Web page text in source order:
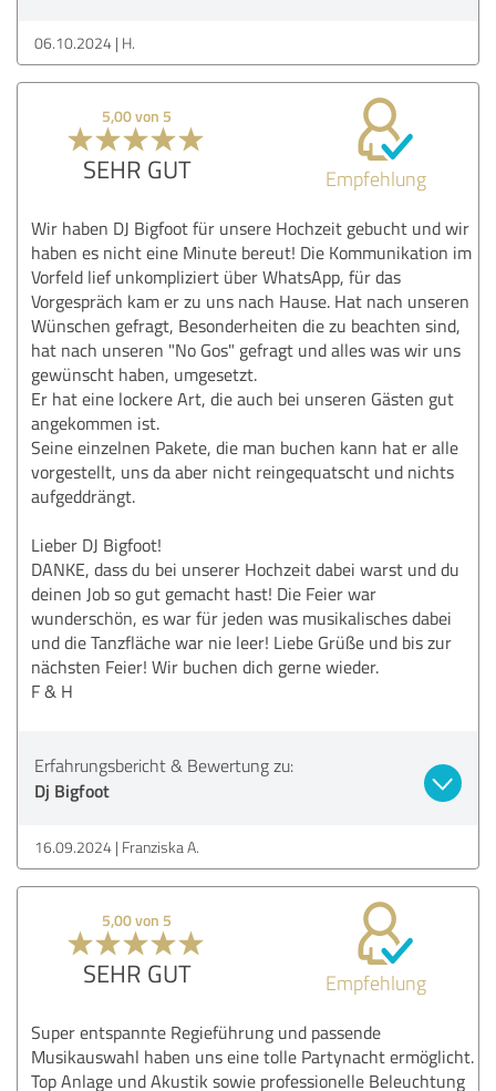
06.10.2024 H.
5,00 von 5
SEHR GUT Empfehlung
Wir haben DJ Bigfoot für unsere Hochzeit gebucht und wir
haben es nicht eine Minute bereut! Die Kommunikation im
Vorfeld lief unkompliziert über WhatsApp, für das
Vorgespräch kam er zu uns nach Hause. Hat nach unseren
Wünschen gefragt, Besonderheiten die zu beachten sind,
hat nach unseren "No Gos" gefragt und alles was wir uns
gewünscht haben, umgesetzt.
Er hat eine lockere Art, die auch bei unseren Gästen gut
angekommen ist.
Seine einzelnen Pakete, die man buchen kann hat er alle
vorgestellt, uns da aber nicht reingequatscht und nichts
aufgeddrängt.
Lieber DJ Bigfoot!
DANKE, dass du bei unserer Hochzeit dabei warst und du
deinen Job so gut gemacht hast! Die Feier war
wunderschön, es war für jeden was musikalisches dabei
und die Tanzfläche war nie leer! Liebe Grüße und bis zur
nächsten Feier! Wir buchen dich gerne wieder.
F & H
Erfahrungsbericht & Bewertung zu:
Dj Bigfoot
16.09.2024 Franziska A.
5,00 von 5
SEHR GUT Empfehlung
Super entspannte Regieführung und passende
Musikauswahl haben uns eine tolle Partynacht ermöglicht.
Top Anlage und Akustik sowie professionelle Beleuchtung